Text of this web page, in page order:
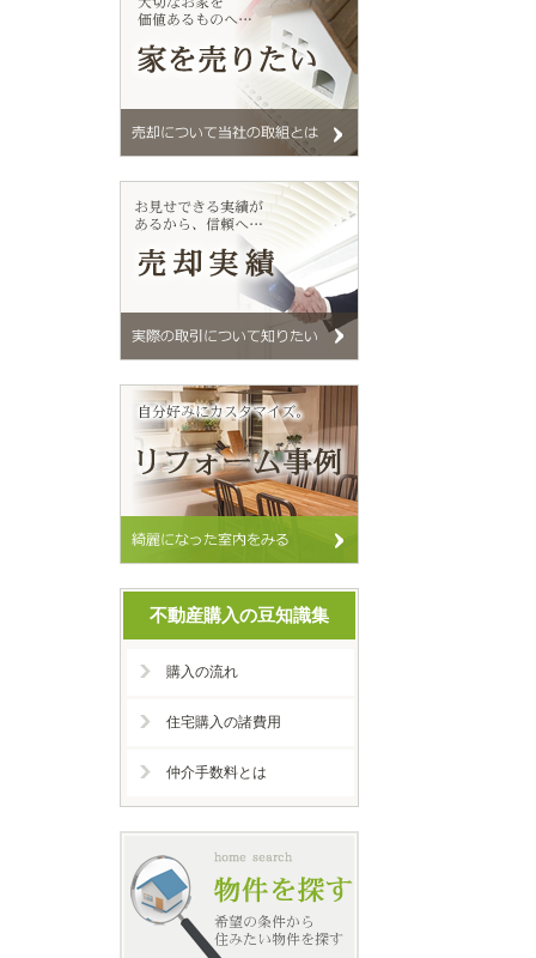
不動産購入の豆知識集
購入の流れ
住宅購入の諸費用
仲介手数料とは